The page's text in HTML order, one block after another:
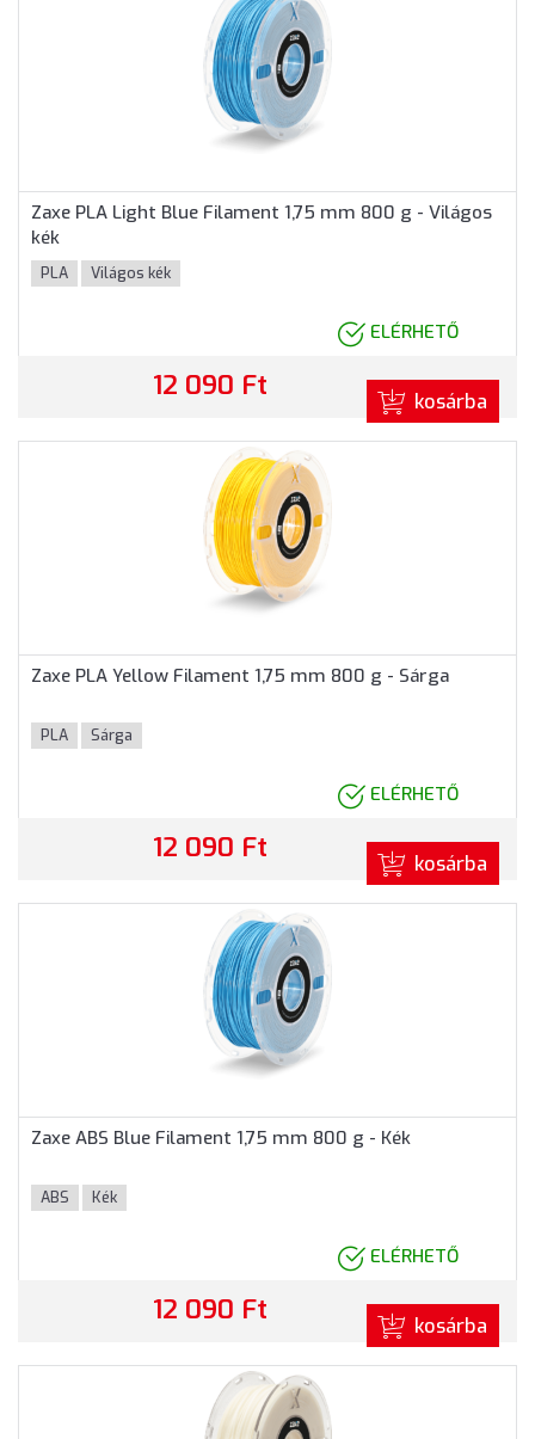
Zaxe PLA Light Blue Filament 1,75 mm 800 g - Világos
kék
PLA Világos kék
ELÉRHETŐ
12 090 Ft kosárba
Zaxe PLA Yellow Filament 1,75 mm 800 g - Sárga
PLA Sárga
ELÉRHETŐ
12 090 Ft kosárba
Zaxe ABS Blue Filament 1,75 mm 800 g - Kék
ABS Kék
ELÉRHETŐ
12 090 Ft kosárba